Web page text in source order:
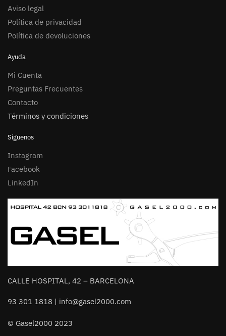
Aviso legal
Política de privacidad
Política de devoluciones
Ayuda
Mi Cuenta
Preguntas Frecuentes
Contacto
Términos y condiciones
Síguenos
Instagram
Facebook
LinkedIn
CALLE HOSPITAL, 42 – BARCELONA
93 301 1818 | info@gasel2000.com
© Gasel2000 2023